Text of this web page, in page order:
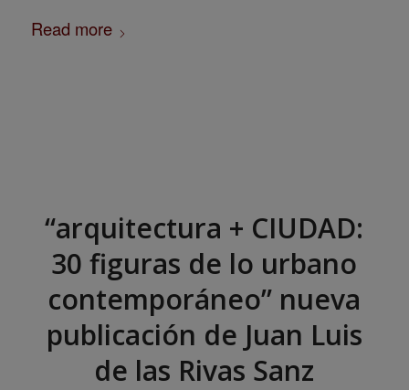
Read more
“arquitectura + CIUDAD:
30 figuras de lo urbano
contemporáneo” nueva
publicación de Juan Luis
de las Rivas Sanz